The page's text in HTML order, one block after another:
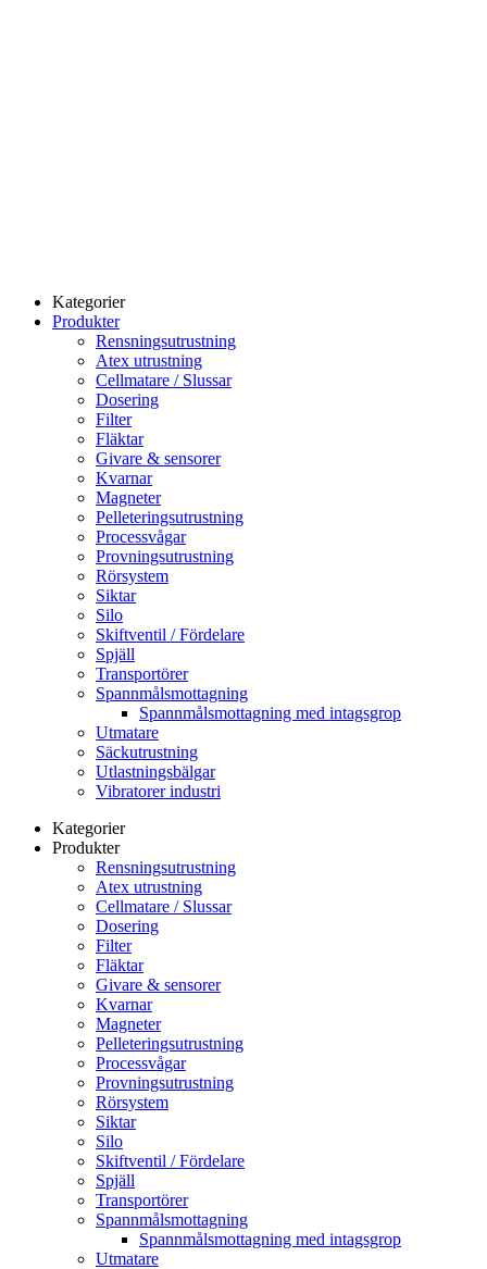
Kategorier
Produkter
Rensningsutrustning
Atex utrustning
Cellmatare / Slussar
Dosering
Filter
Fläktar
Givare & sensorer
Kvarnar
Magneter
Pelleteringsutrustning
Processvågar
Provningsutrustning
Rörsystem
Siktar
Silo
Skiftventil / Fördelare
Spjäll
Transportörer
Spannmålsmottagning
Spannmålsmottagning med intagsgrop
Utmatare
Säckutrustning
Utlastningsbälgar
Vibratorer industri
Kategorier
Produkter
Rensningsutrustning
Atex utrustning
Cellmatare / Slussar
Dosering
Filter
Fläktar
Givare & sensorer
Kvarnar
Magneter
Pelleteringsutrustning
Processvågar
Provningsutrustning
Rörsystem
Siktar
Silo
Skiftventil / Fördelare
Spjäll
Transportörer
Spannmålsmottagning
Spannmålsmottagning med intagsgrop
Utmatare